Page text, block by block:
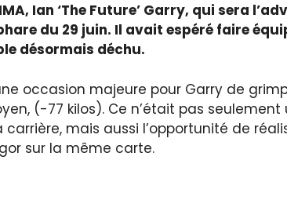
Ian ‘The Future’ Garry, qui sera
du 29 juin. Il avait espéré faire
désormais déchu.
occasion majeure pour Garry de
(-77 kilos). Ce n’était pas seulement
mais aussi l’opportunité de
sur la même carte.